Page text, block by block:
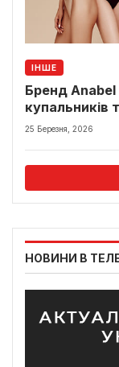
ІНШЕ
Бренд Anabel
купальників
25 Березня, 2026
НОВИНИ В